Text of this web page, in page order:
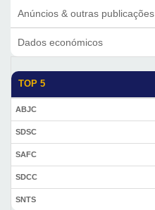
Anúncios & outras publicações
Dados económicos
TOP 5
ABJC
SDSC
SAFC
SDCC
SNTS